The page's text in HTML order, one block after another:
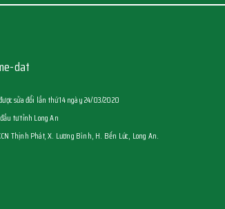
sửa đổi lần thứ 14 ngày 24/03/2020
tư tỉnh Long An
Thịnh Phát, X. Lương Bình, H. Bến Lức, Long An.